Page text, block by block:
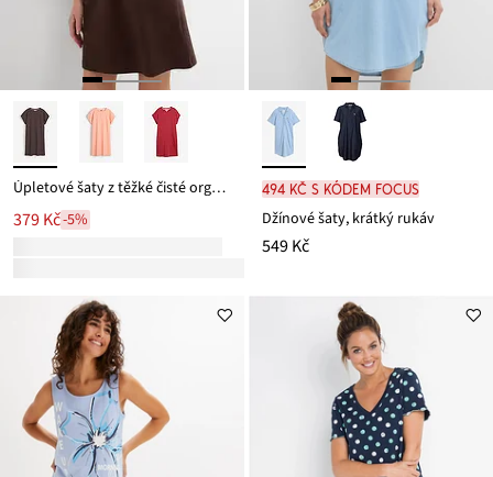
Úpletové šaty z těžké čisté organické bavlny
379 Kč-5%
494 Kč s kódem FOCUS
Džínové šaty, krátký rukáv
549 Kč